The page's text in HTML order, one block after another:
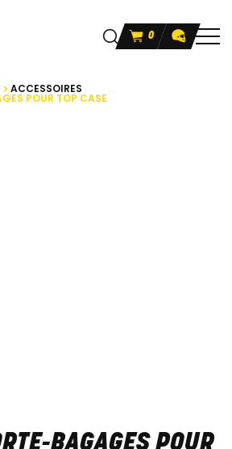
0
ACCESSOIRES
POUR TOP CASE
BAGAGES POUR